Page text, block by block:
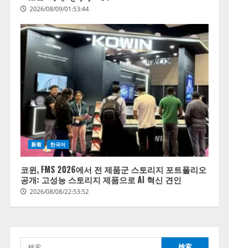
2026/08/09/01:53:44
新着 한국어
코윈, FMS 2026에서 전 제품군 스토리지 포트폴리오
공개: 고성능 스토리지 제품으로 AI 혁신 견인
2026/08/08/22:53:52
2
【開催報告】次世代AIプラットフ
ォーム「TAIZA」および新サービ
スに関する記者発表会を開催
2026/08/07/17:53:45
3
lmessage、MCP接続機能を強化
し、AIから設定操作できる機能を
拡充
2026/08/07/13:53:50
【2026年企業のAI導入・活用に関
業の68.0％が、自社でのAI導入・
活用は「上手くいっている」と回